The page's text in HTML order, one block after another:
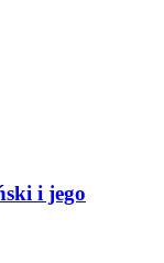
i jego